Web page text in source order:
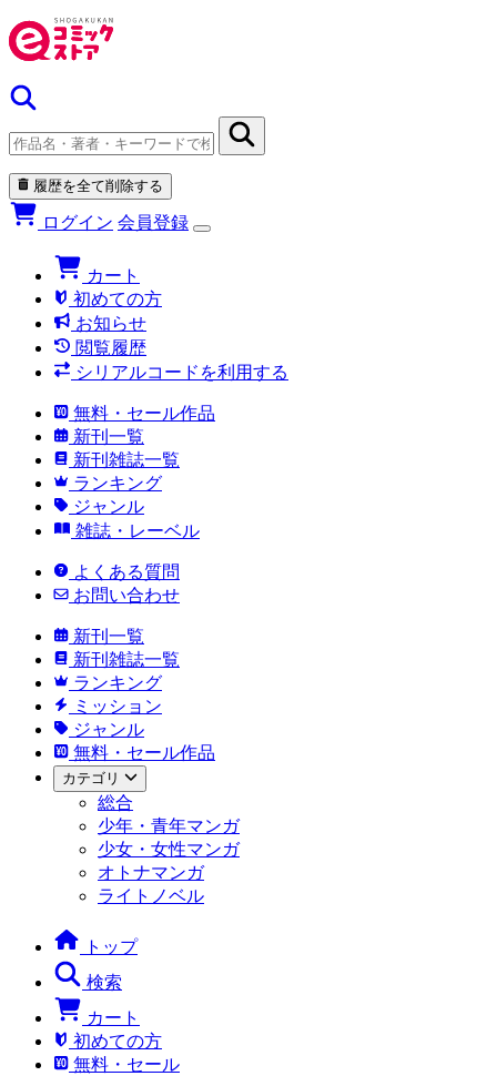
履歴を全て削除する
ログイン 会員登録
カート
初めての方
お知らせ
閲覧履歴
シリアルコードを利用する
無料・セール作品
新刊一覧
新刊雑誌一覧
ランキング
ジャンル
雑誌・レーベル
よくある質問
お問い合わせ
新刊一覧
新刊雑誌一覧
ランキング
ミッション
ジャンル
無料・セール作品
カテゴリ
総合
少年・青年マンガ
少女・女性マンガ
オトナマンガ
ライトノベル
トップ
検索
カート
初めての方
無料・セール